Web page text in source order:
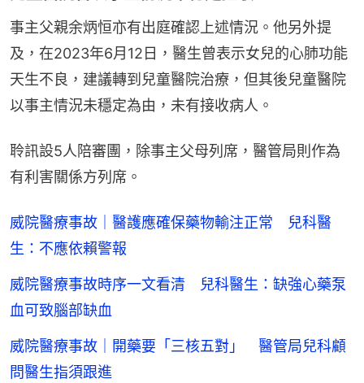
事主父親余炳恒亦有出庭確認上述情況。他另外提
及，在2023年6月12日，醫生曾表示女兒的心肺功能
天生不良，建議轉到兒童醫院治療，但其後兒童醫院
以事主情況未穩定為由，未有接收病人。
聆訊設5人陪審團，除事主父母列席，醫管局則作為
有利害關係方列席。
威院醫療事故｜醫護應確保藥物輸注正常 兒科醫
生：不應依賴警報
威院醫療事故時序一文看清 兒科醫生：缺強心藥泵
血可致腦部缺血
威院醫療事故｜開藥要「三核五對」 醫管局兒科顧
問醫生指須跟進